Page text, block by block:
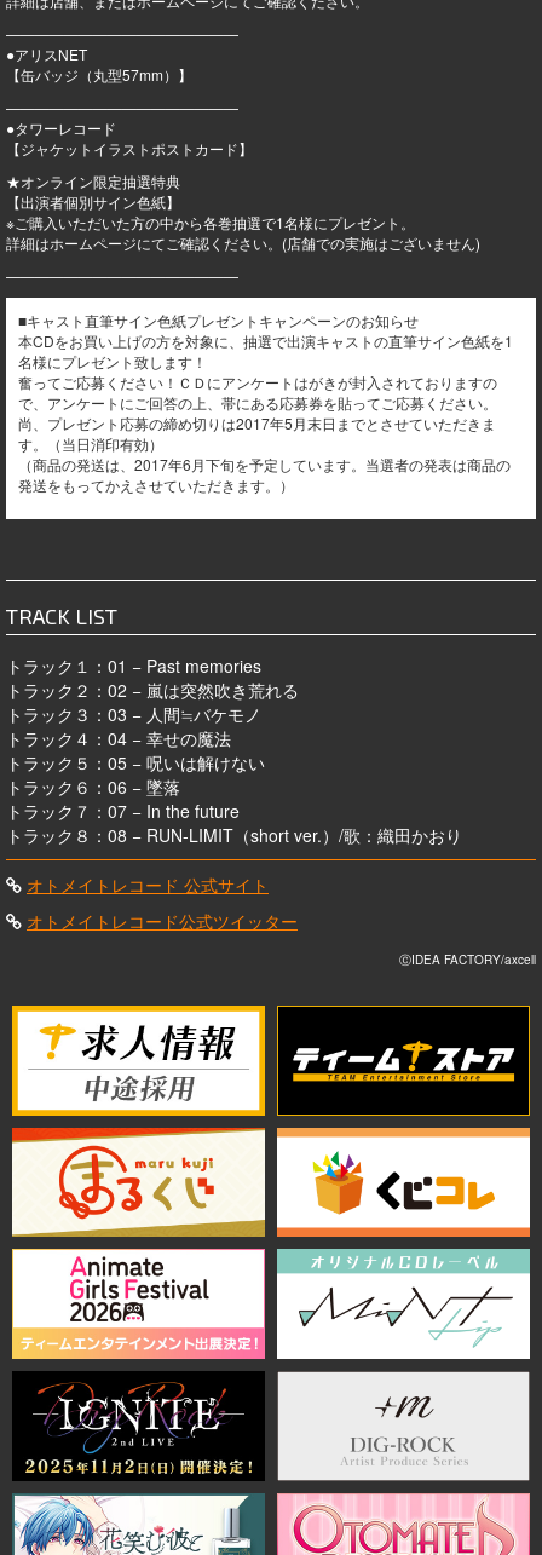
————————————————
●アリスNET
【缶バッジ（丸型57mm）】
————————————————
●タワーレコード
【ジャケットイラストポストカード】
★オンライン限定抽選特典
【出演者個別サイン色紙】
※ご購入いただいた方の中から各巻抽選で1名様にプレゼント。
詳細はホームページにてご確認ください。(店舗での実施はございません)
————————————————
■キャスト直筆サイン色紙プレゼントキャンペーンのお知らせ
本CDをお買い上げの方を対象に、抽選で出演キャストの直筆サイン色紙を1
名様にプレゼント致します！
奮ってご応募ください！ＣＤにアンケートはがきが封入されておりますの
で、アンケートにご回答の上、帯にある応募券を貼ってご応募ください。
尚、プレゼント応募の締め切りは2017年5月末日までとさせていただきま
す。（当日消印有効）
（商品の発送は、2017年6月下旬を予定しています。当選者の発表は商品の
発送をもってかえさせていただきます。）
TRACK LIST
トラック１：01 − Past memories
トラック２：02 − 嵐は突然吹き荒れる
トラック３：03 − 人間≒バケモノ
トラック４：04 − 幸せの魔法
トラック５：05 − 呪いは解けない
トラック６：06 − 墜落
トラック７：07 − In the future
トラック８：08 − RUN-LIMIT（short ver.）/歌：織田かおり
オトメイトレコード 公式サイト
オトメイトレコード公式ツイッター
ⒸIDEA FACTORY/axcell